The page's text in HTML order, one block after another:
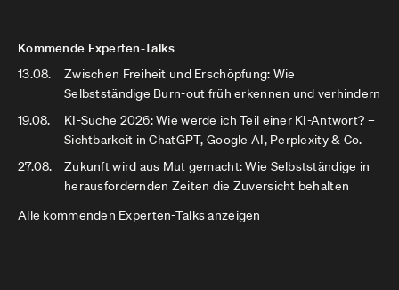
Kommende Experten-Talks
13.08.
Zwischen Freiheit und Erschöpfung: Wie
Selbstständige Burn-out früh erkennen und verhindern
19.08.
KI-Suche 2026: Wie werde ich Teil einer KI-Antwort? –
Sichtbarkeit in ChatGPT, Google AI, Perplexity & Co.
27.08.
Zukunft wird aus Mut gemacht: Wie Selbstständige in
herausfordernden Zeiten die Zuversicht behalten
Alle kommenden Experten-Talks anzeigen